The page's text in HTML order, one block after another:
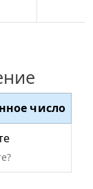
число